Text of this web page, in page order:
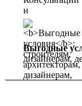
Выгодные
дизайнерам,